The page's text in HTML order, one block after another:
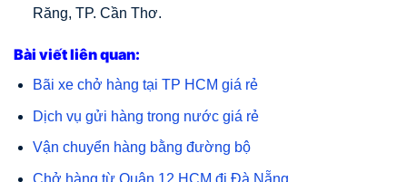
Răng, TP. Cần Thơ.
Bài viết liên quan:
Bãi xe chở hàng tại TP HCM giá rẻ
Dịch vụ gửi hàng trong nước giá rẻ
Vận chuyển hàng bằng đường bộ
Chở hàng từ Quận 12 HCM đi Đà Nẵng